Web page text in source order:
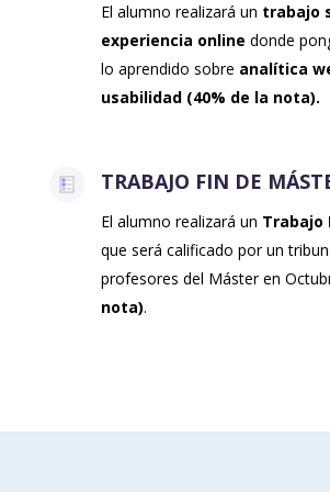
El alumno realizará un trabajo
experiencia online donde
lo aprendido sobre analítica
usabilidad (40% de la nota).
TRABAJO FIN DE
El alumno realizará un Trabajo
que será calificado por un
profesores del Máster en
nota).